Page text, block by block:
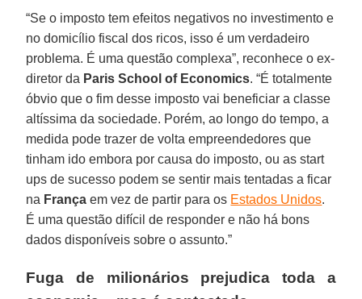
“Se o imposto tem efeitos negativos no investimento e
no domicílio fiscal dos ricos, isso é um verdadeiro
problema. É uma questão complexa”, reconhece o ex-
diretor da Paris School of Economics. “É totalmente
óbvio que o fim desse imposto vai beneficiar a classe
altíssima da sociedade. Porém, ao longo do tempo, a
medida pode trazer de volta empreendedores que
tinham ido embora por causa do imposto, ou as start
ups de sucesso podem se sentir mais tentadas a ficar
na França em vez de partir para os Estados Unidos.
É uma questão difícil de responder e não há bons
dados disponíveis sobre o assunto.”
Fuga de milionários prejudica toda a